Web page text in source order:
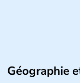
Géographie